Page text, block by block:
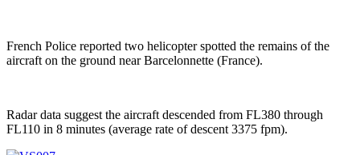
French Police reported two helicopter spotted the remains of the
aircraft on the ground near Barcelonnette (France).
Radar data suggest the aircraft descended from FL380 through
FL110 in 8 minutes (average rate of descent 3375 fpm).